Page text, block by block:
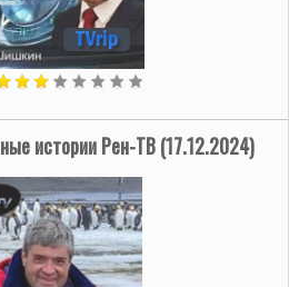
истории Рен-ТВ (17.12.2024)